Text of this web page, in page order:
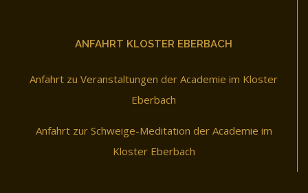
ANFAHRT KLOSTER EBERBACH
Anfahrt zu Veranstaltungen der Academie im Kloster
Eberbach
Anfahrt zur Schweige-Meditation der Academie im
Kloster Eberbach